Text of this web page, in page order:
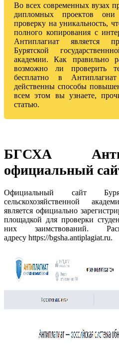
Во всех современных вузах
дипломных проектов они
проверку на уникальность,
полного копирования с
Антиплагиат является
Бурятской
академии. Как правильно
возможно ли проверить
бесплатно в
действенны способы
всем этом вы узнаете,
статью.
БГСХА
официальный
Официальный сайт
сельскохозяйственной
является официально
площадкой для проверки
них
адресу https://bgsha.antiplagiat.ru.